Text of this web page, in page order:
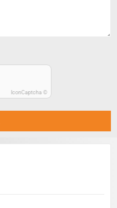
IconCaptcha ©